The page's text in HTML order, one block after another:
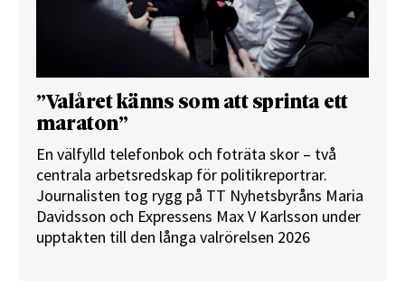
”Valåret känns som att sprinta ett
maraton”
En välfylld telefonbok och foträta skor – två
centrala arbetsredskap för politikreportrar.
Journalisten tog rygg på TT Nyhetsbyråns Maria
Davidsson och Expressens Max V Karlsson under
upptakten till den långa valrörelsen 2026